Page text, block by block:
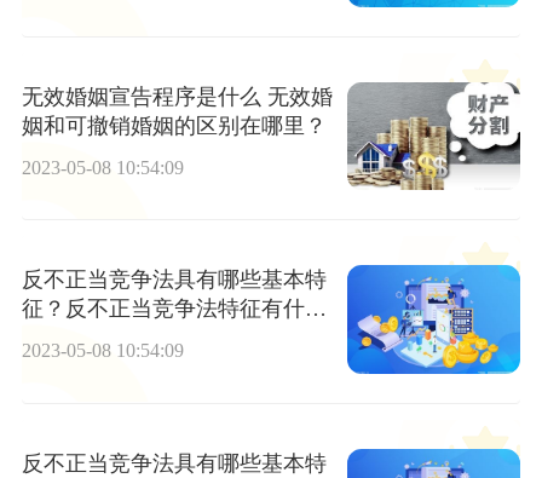
无效婚姻宣告程序是什么 无效婚
姻和可撤销婚姻的区别在哪里？
2023-05-08 10:54:09
反不正当竞争法具有哪些基本特
征？反不正当竞争法特征有什么
表现？
2023-05-08 10:54:09
反不正当竞争法具有哪些基本特